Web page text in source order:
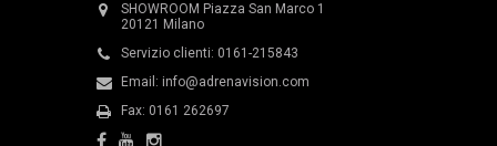
SHOWROOM Piazza San Marco 1
20121 Milano
Servizio clienti: 0161-215843
Email: info@adrenavision.com
Fax: 0161 262697